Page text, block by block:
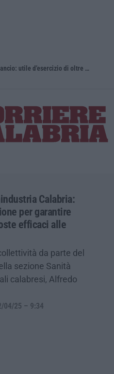
Gestione sanitaria accentrata, la Giunta regionale approva il bilancio: utile d’esercizio di oltre 240 milioni
Calabria:
per garantire
efficaci alle
da parte del
sezione Sanità
calabresi, Alfredo
04/25 – 9:34